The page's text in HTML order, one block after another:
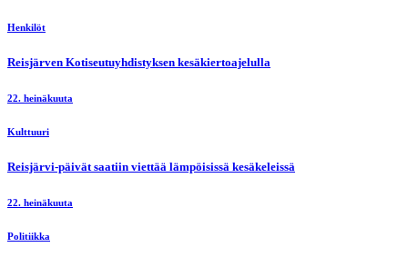
Henkilöt
Reisjärven Kotiseutuyhdistyksen kesäkiertoajelulla
22. heinäkuuta
Kulttuuri
Reisjärvi-päivät saatiin viettää lämpöisissä kesäkeleissä
22. heinäkuuta
Politiikka